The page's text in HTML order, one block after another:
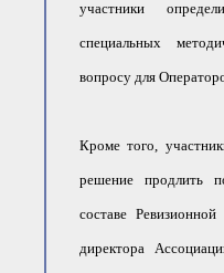
участники
специальных
вопросу для
Кроме того,
решение продлить
составе
директора